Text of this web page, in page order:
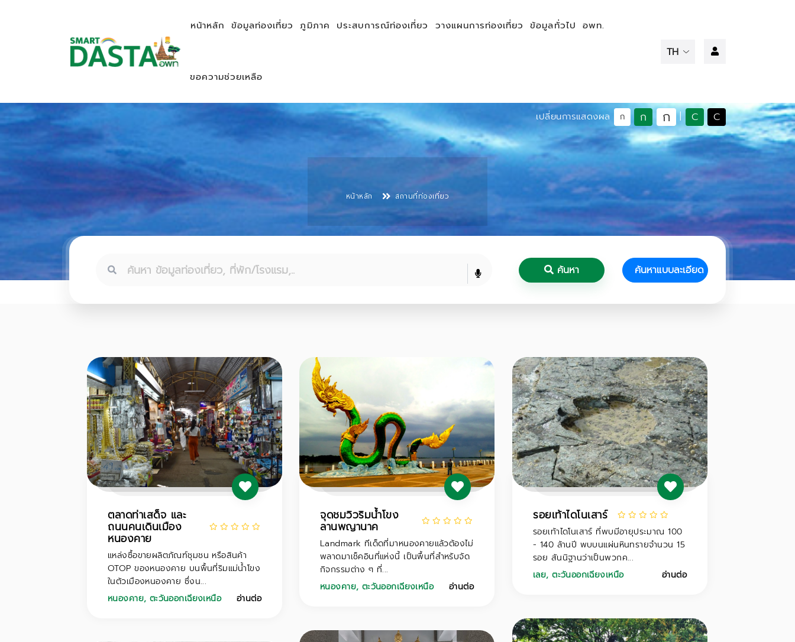
หน้าหลัก ข้อมูลท่องเที่ยว ภูมิภาค ประสบการณ์ท่องเที่ยว วางแผนการท่องเที่ยว ข้อมูลทั่วไป อพท.
ขอความช่วยเหลือ
เปลี่ยนการแสดงผล ก ก ก C C
หน้าหลัก สถานที่ท่องเที่ยว
ค้นหา ค้นหาแบบละเอียด
ตลาดท่าเสด็จ และ
ถนนคนเดินเมือง
หนองคาย
แหล่งซื้อขายผลิตภัณฑ์ชุมชน หรือสินค้า
OTOP ของหนองคาย บนพื้นที่ริมแม่น้ำโขง
ในตัวเมืองหนองคาย ซึ่งน...
หนองคาย, ตะวันออกเฉียงเหนือ อ่านต่อ
จุดชมวิวริมน้ำโขง
ลานพญานาค
Landmark ทีเด็ดที่มาหนองคายแล้วต้องไม่
พลาดมาเช็คอินที่แห่งนี้ เป็นพื้นที่สำหรับจัด
กิจกรรมต่าง ๆ ที่...
หนองคาย, ตะวันออกเฉียงเหนือ อ่านต่อ
รอยเท้าไดโนเสาร์
รอยเท้าไดโนเสาร์ ที่พบมีอายุประมาณ 100
- 140 ล้านปี พบบนแผ่นหินทรายจำนวน 15
รอย สันนิฐานว่าเป็นพวกค...
เลย,ตะวันออกเฉียงเหนือ อ่านต่อ